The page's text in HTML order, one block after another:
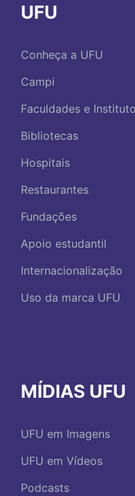
UFU
Conheça a UFU
Campi
Faculdades e
Bibliotecas
Hospitais
Restaurantes
Fundações
Apoio estudantil
Internacionalização
Uso da marca UFU
MÍDIAS UFU
UFU em Imagens
UFU em Vídeos
Podcasts